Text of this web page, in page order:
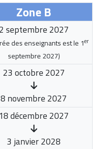
Zone B
2 septembre 2027
des enseignants est le 1er
septembre 2027)
23 octobre 2027
8 novembre 2027
18 décembre 2027
3 janvier 2028